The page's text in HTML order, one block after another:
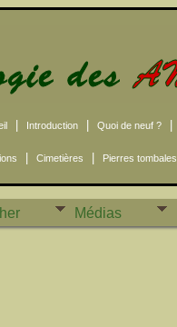
Introduction Quoi de neuf ?
Cimetières Pierres tombales
Médias